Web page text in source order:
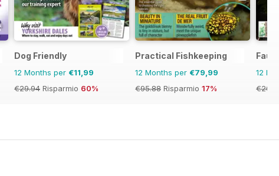
Dog Friendly
12 Months per €11,99
€29.94 Risparmio 60%
Practical Fishkeeping
12 Months per €79,99
€95.88 Risparmio 17%
12